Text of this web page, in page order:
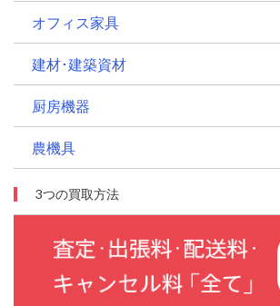
オフィス家具
建材･建築資材
厨房機器
農機具
3つの買取方法